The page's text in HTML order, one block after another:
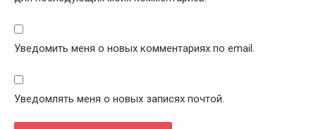
Уведомить меня о новых комментариях по email.
Уведомлять меня о новых записях почтой.